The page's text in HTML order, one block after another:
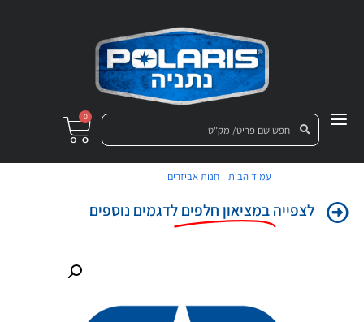
0
עמוד הבית /חנות אביזרים
לצפייהבמציאון חלפים לדגמים נוספים